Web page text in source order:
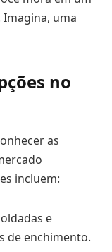
Imagina, uma
no
as
incluem:
e
de enchimento.